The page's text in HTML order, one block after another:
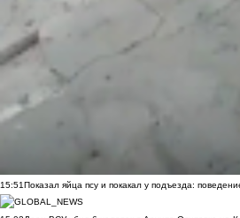
15:51Показал яйца псу и покакал у подъезда: